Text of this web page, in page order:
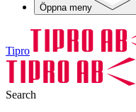
Öppna meny
Tipro
Search